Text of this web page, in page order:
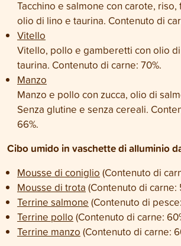
Tacchino e salmone con carote,
olio di lino e taurina. Contenuto di
Vitello
Vitello, pollo e gamberetti con olio
taurina. Contenuto di carne: 70%.
Manzo
Manzo e pollo con zucca, olio di
Senza glutine e senza cereali.
66%.
Cibo umido in vaschette di alluminio
Mousse di coniglio (Contenuto di
Mousse di trota (Contenuto di carne:
Terrine salmone (Contenuto di
Terrine pollo (Contenuto di carne:
Terrine manzo (Contenuto di carne: